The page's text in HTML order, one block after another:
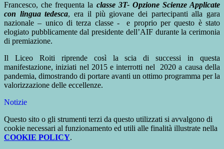
Francesco, che frequenta la classe 3T- Opzione Scienze Applicate
con lingua tedesca, era il più giovane dei partecipanti alla gara
nazionale – unico di terza classe - e proprio per questo è stato
elogiato pubblicamente dal presidente dell’AIF durante la cerimonia
di premiazione.
Il Liceo Roiti riprende così la scia di successi in questa
manifestazione, iniziati nel 2015 e interrotti nel 2020 a causa della
pandemia, dimostrando di portare avanti un ottimo programma per la
valorizzazione delle eccellenze.
Notizie
Questo sito o gli strumenti terzi da questo utilizzati si avvalgono di
cookie necessari al funzionamento ed utili alle finalità illustrate nella
COOKIE POLICY.